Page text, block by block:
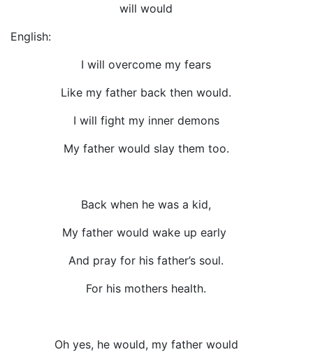
will would
English:
I will overcome my fears
Like my father back then would.
I will fight my inner demons
My father would slay them too.
Back when he was a kid,
My father would wake up early
And pray for his father’s soul.
For his mothers health.
Oh yes, he would, my father would